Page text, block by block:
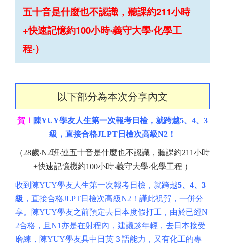
五十音是什麼也不認識，聽課約211小時
+快速記憶約100小時‧義守大學‧化學工
程‧）
以下部分為本次分享內文
賀！ 陳YUY學友人生第一次報考日檢，就跨越5、4、3
級，直接合格JLPT日檢次高級N2！
（28歲‧N2班‧連五十音是什麼也不認識， 聽課約211小時
+快速記憶機約100小時‧義守大學‧化學工程 ）
收到陳YUY學友人生第一次報考日檢，就跨越5、4、3
級 ，直接合格JLPT日檢次高級N2！謹此祝賀，一併分
享。陳YUY學友之前預定去日本度假打工，由於已經N
2合格，且N1亦是在射程內，建議趁年輕，去日本接受
磨練，陳YUY學友具中日英３語能力，又有化工的專